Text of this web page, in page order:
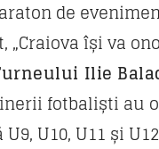
de
își va
Ilie
fotbaliști au
U10, U11 și